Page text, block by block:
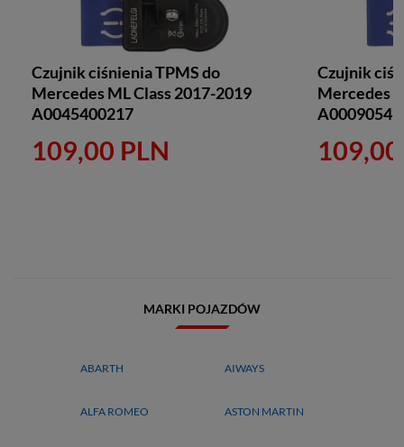
Czujnik ciśnienia TPMS do
Mercedes ML Class 2017-2019
A0045400217
109,00 PLN
Czujnik
Mercedes
MARKI POJAZDÓW
ABARTH AIWAYS
ALFA ROMEO ASTON MARTIN